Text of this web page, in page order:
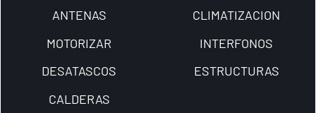
ANTENAS
CLIMATIZACION
MOTORIZAR
INTERFONOS
DESATASCOS
ESTRUCTURAS
CALDERAS